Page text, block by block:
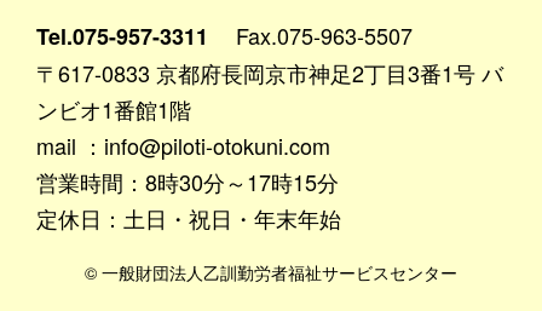
Tel.075-957-3311
Fax.075-963-5507
〒617-0833 京都府長岡京市神足2丁目3番1号 バ
ンビオ1番館1階
mail ：info@piloti-otokuni.com
営業時間：8時30分～17時15分
定休日：土日・祝日・年末年始
© 一般財団法人乙訓勤労者福祉サービスセンター